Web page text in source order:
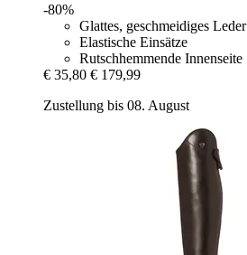
-80%
Glattes, geschmeidiges Leder
Elastische Einsätze
Rutschhemmende Innenseite
€ 35,80 € 179,99
Zustellung bis 08. August